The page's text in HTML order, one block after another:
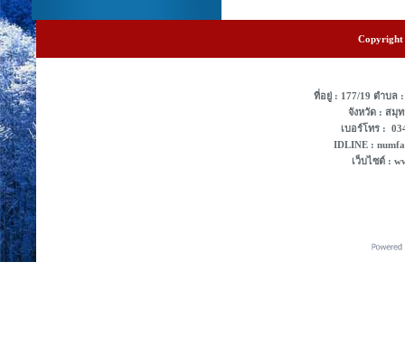
Copyright
ที่อยู่ : 177/19 ตําบล
จังหวัด : สมุ
เบอร์โทร :
IDLINE :
เว็บไซต์ :